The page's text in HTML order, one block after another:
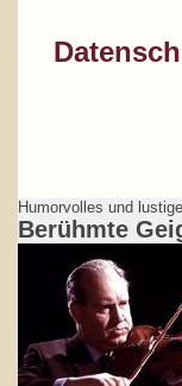
Humorvolles und
Berühmte